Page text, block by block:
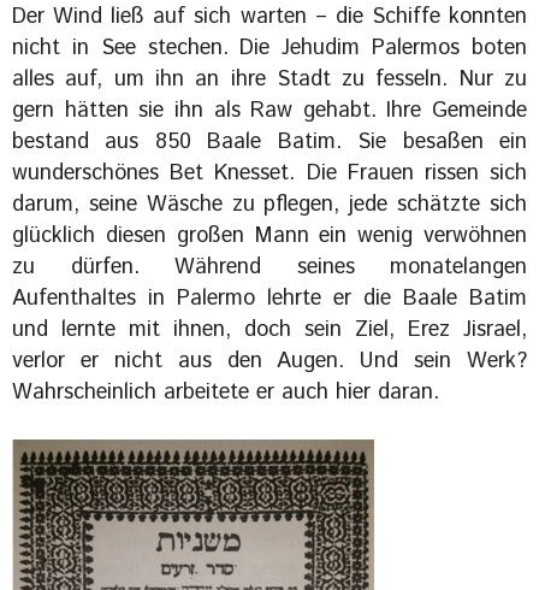
Der Wind ließ auf sich warten – die Schiffe konnten
nicht in See stechen. Die Jehudim Palermos boten
alles auf, um ihn an ihre Stadt zu fesseln. Nur zu
gern hätten sie ihn als Raw gehabt. Ihre Gemeinde
bestand aus 850 Baale Batim. Sie besaßen ein
wunderschönes Bet Knesset. Die Frauen rissen sich
darum, seine Wäsche zu pflegen, jede schätzte sich
glücklich diesen großen Mann ein wenig verwöhnen
zu dürfen. Während seines monatelangen
Aufenthaltes in Palermo lehrte er die Baale Batim
und lernte mit ihnen, doch sein Ziel, Erez Jisrael,
verlor er nicht aus den Augen. Und sein Werk?
Wahrscheinlich arbeitete er auch hier daran.